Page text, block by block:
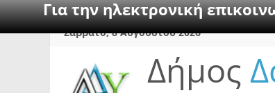
Για την ηλεκτρονική
SkipΣάββατο, 8 Αυγούστου 2026
Δήμος